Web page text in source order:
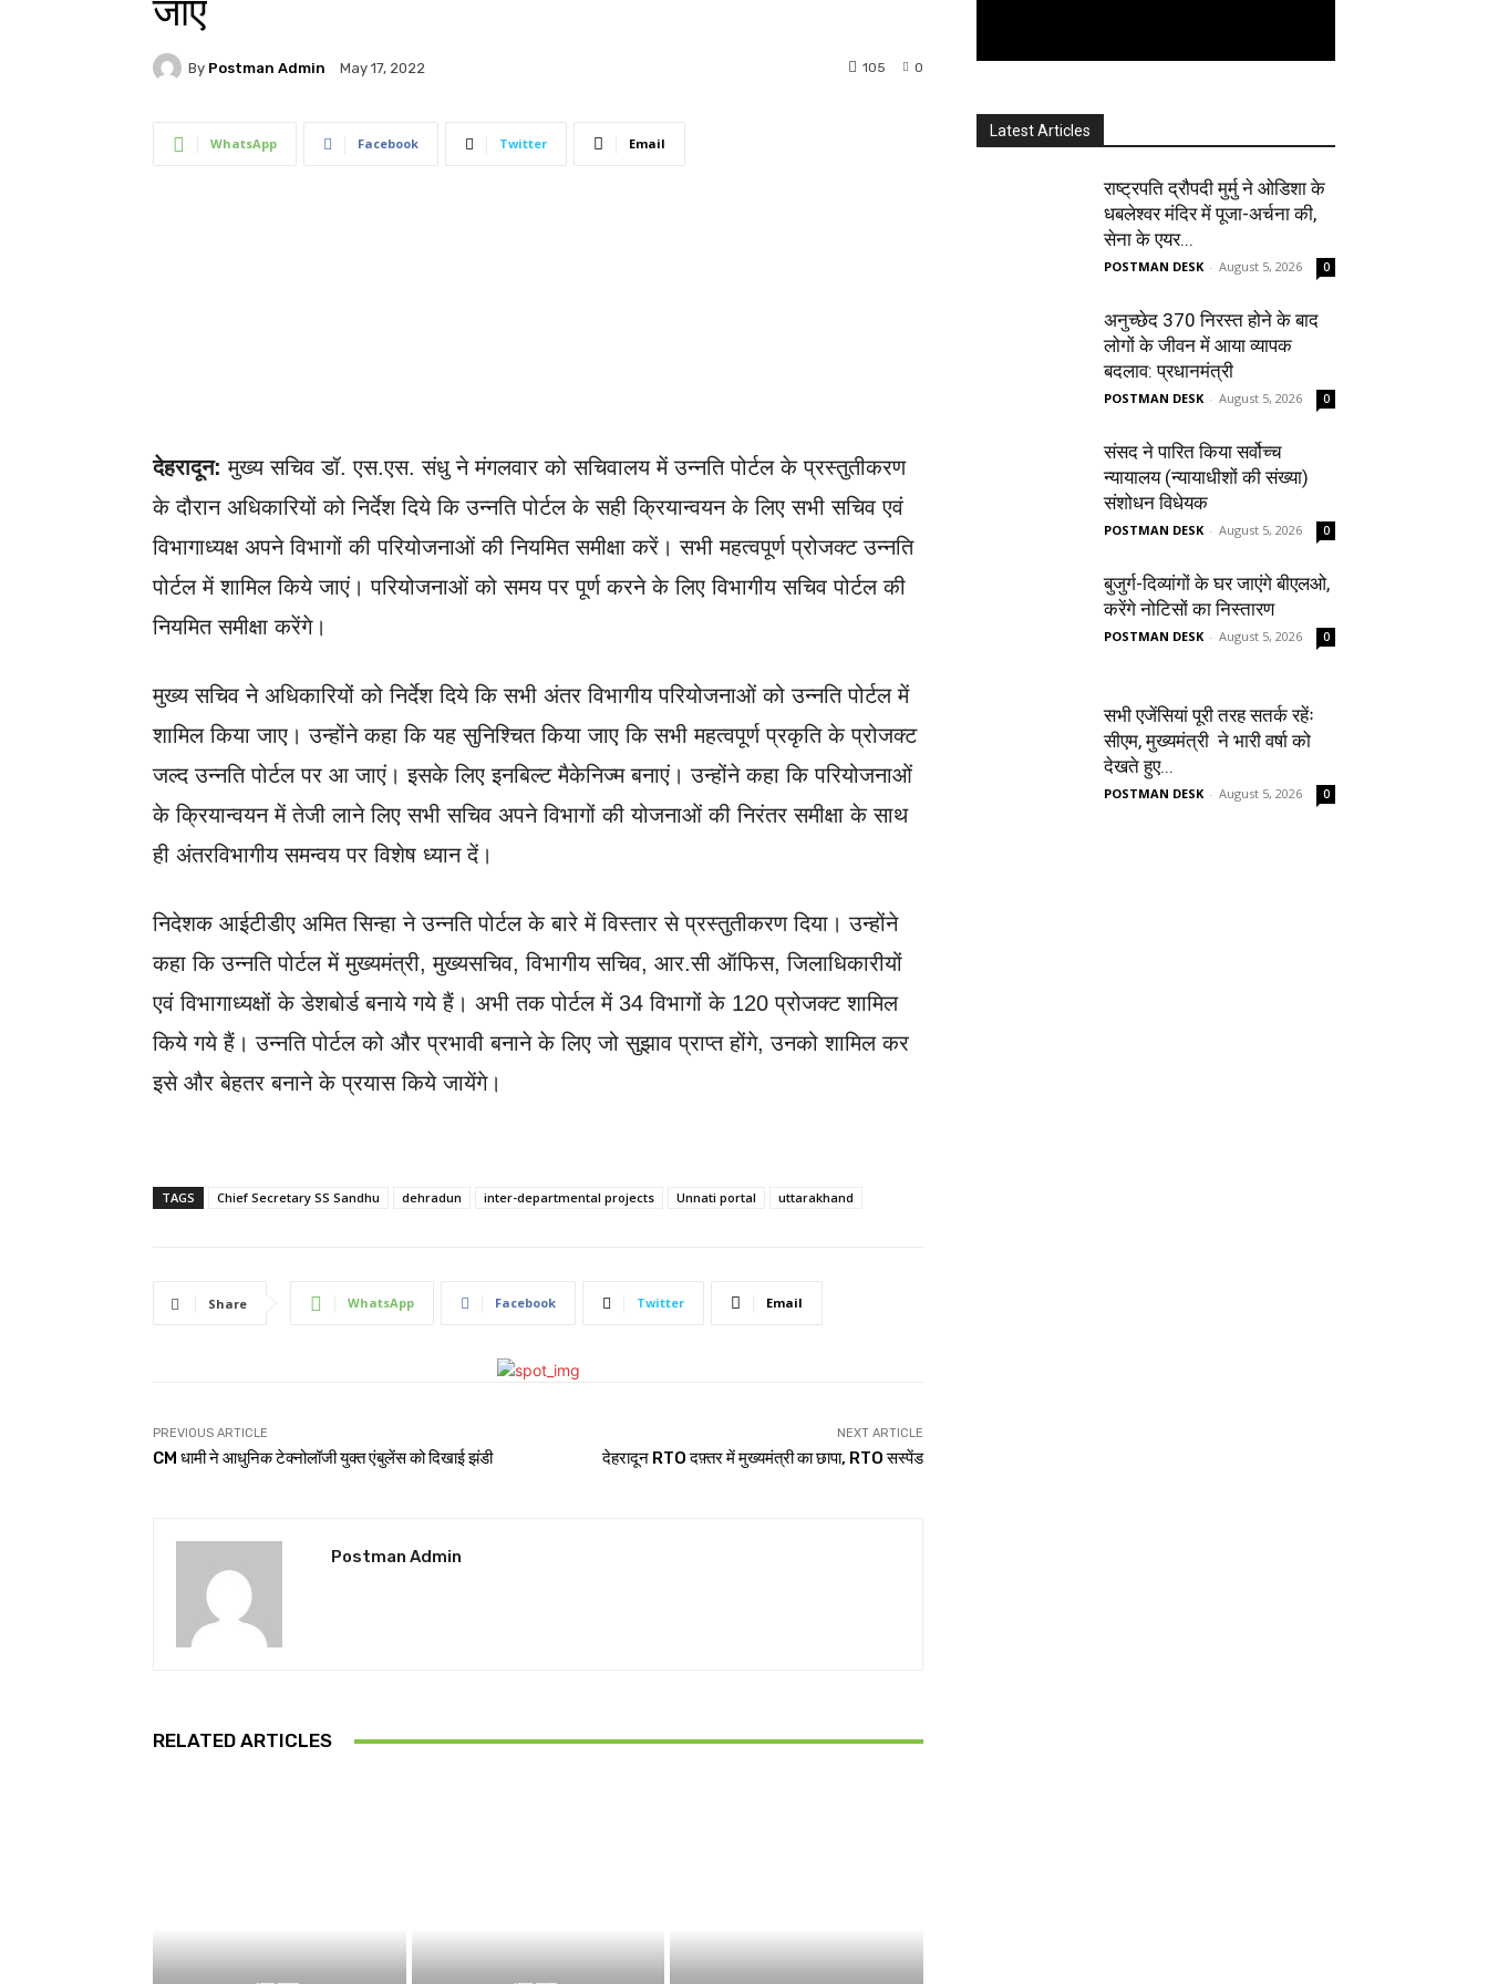
जाए
By Postman Admin May 17, 2022 0
105
WhatsApp Facebook Twitter Email
देहरादून:मुख्य सचिव डॉ. एस.एस. संधु ने मंगलवार को सचिवालय में उन्नति पोर्टल के प्रस्तुतीकरण
के दौरान अधिकारियों को निर्देश दिये कि उन्नति पोर्टल के सही क्रियान्वयन के लिए सभी सचिव एवं
विभागाध्यक्ष अपने विभागों की परियोजनाओं की नियमित समीक्षा करें। सभी महत्वपूर्ण प्रोजक्ट उन्नति
पोर्टल में शामिल किये जाएं। परियोजनाओं को समय पर पूर्ण करने के लिए विभागीय सचिव पोर्टल की
नियमित समीक्षा करेंगे।
मुख्य सचिव ने अधिकारियों को निर्देश दिये कि सभी अंतर विभागीय परियोजनाओं को उन्नति पोर्टल में
शामिल किया जाए। उन्होंने कहा कि यह सुनिश्चित किया जाए कि सभी महत्वपूर्ण प्रकृति के प्रोजक्ट
जल्द उन्नति पोर्टल पर आ जाएं। इसके लिए इनबिल्ट मैकेनिज्म बनाएं। उन्होंने कहा कि परियोजनाओं
के क्रियान्वयन में तेजी लाने लिए सभी सचिव अपने विभागों की योजनाओं की निरंतर समीक्षा के साथ
ही अंतरविभागीय समन्वय पर विशेष ध्यान दें।
निदेशक आईटीडीए अमित सिन्हा ने उन्नति पोर्टल के बारे में विस्तार से प्रस्तुतीकरण दिया। उन्होंने
कहा कि उन्नति पोर्टल में मुख्यमंत्री, मुख्यसचिव, विभागीय सचिव, आर.सी ऑफिस, जिलाधिकारीयों
एवं विभागाध्यक्षों के डेशबोर्ड बनाये गये हैं। अभी तक पोर्टल में 34 विभागों के 120 प्रोजक्ट शामिल
किये गये हैं। उन्नति पोर्टल को और प्रभावी बनाने के लिए जो सुझाव प्राप्त होंगे, उनको शामिल कर
इसे और बेहतर बनाने के प्रयास किये जायेंगे।
TAGS Chief Secretary SS Sandhu dehradun inter-departmental projects Unnati portal uttarakhand
Share WhatsApp Facebook Twitter Email
PREVIOUS ARTICLE
CM धामी ने आधुनिक टेक्नोलॉजी युक्त एंबुलेंस को दिखाई झंडी
NEXT ARTICLE
देहरादून RTO दफ़्तर में मुख्यमंत्री का छापा, RTO सस्पेंड
Postman Admin
RELATED ARTICLES
Latest Articles
राष्ट्रपति द्रौपदी मुर्मु ने ओडिशा के
धबलेश्वर मंदिर में पूजा-अर्चना की,
सेना के एयर...
POSTMAN DESK - August 5, 2026 0
अनुच्छेद 370 निरस्त होने के बाद
लोगों के जीवन में आया व्यापक
बदलाव: प्रधानमंत्री
POSTMAN DESK - August 5, 2026 0
संसद ने पारित किया सर्वोच्च
न्यायालय (न्यायाधीशों की संख्या)
संशोधन विधेयक
POSTMAN DESK - August 5, 2026 0
बुजुर्ग-दिव्यांगों के घर जाएंगे बीएलओ,
करेंगे नोटिसों का निस्तारण
POSTMAN DESK - August 5, 2026 0
सभी एजेंसियां पूरी तरह सतर्क रहेंः
सीएम, मुख्यमंत्री ने भारी वर्षा को
देखते हुए...
POSTMAN DESK - August 5, 2026 0